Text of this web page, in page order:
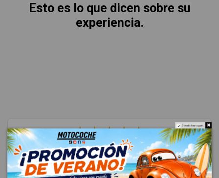
Esto es lo que dicen sobre su
experiencia.
★ ★ ★ ★ ★
4.8
Excelente
(4685 reseñas)
Do not show again.